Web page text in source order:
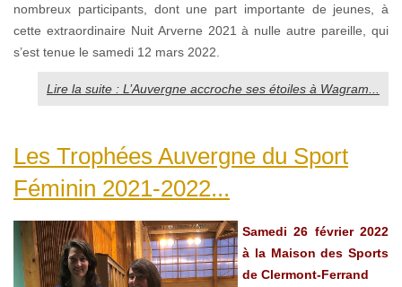
nombreux participants, dont une part importante de jeunes, à
cette extraordinaire Nuit Arverne 2021 à nulle autre pareille, qui
s’est tenue le samedi 12 mars 2022.
Lire la suite : L’Auvergne accroche ses étoiles à Wagram...
Les Trophées Auvergne du Sport
Féminin 2021-2022...
Samedi 26 février 2022
à la Maison des Sports
de Clermont-Ferrand